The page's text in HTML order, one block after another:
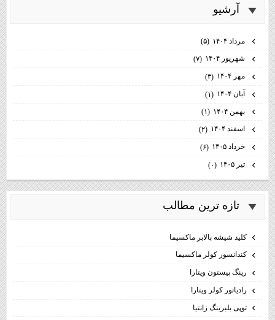
آرشيو
مرداد ۱۴۰۴
(۵)
شهریور ۱۴۰۴
(۷)
مهر ۱۴۰۴
(۳)
آبان ۱۴۰۴
(۱)
بهمن ۱۴۰۴
(۱)
اسفند ۱۴۰۴
(۲)
خرداد ۱۴۰۵
(۶)
تیر ۱۴۰۵
(۰)
تازه ترين مطالب
كليد شيشه بالابر ماكسيما
كندانسور كولر ماكسيما
رینگ پیستون ویتارا
رادیاتور کولر ویتارا
توپی بلبرینگ زانتیا